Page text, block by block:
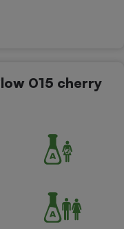
015 cherry